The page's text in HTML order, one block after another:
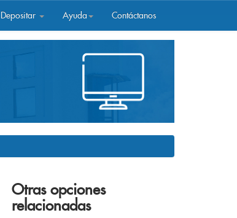
Depositar Ayuda Contáctanos
Otras opciones
relacionadas